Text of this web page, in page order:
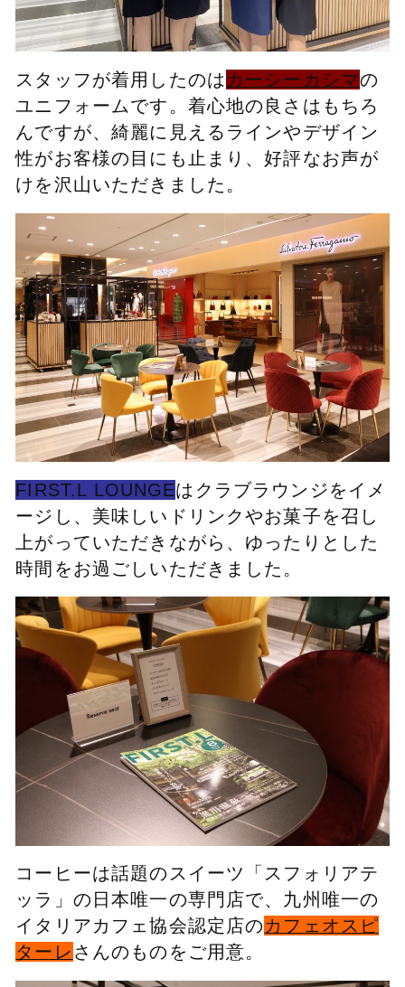
スタッフが着用したのは カーシーカシマの
ユニフォームです。着心地の良さはもちろ
んですが、綺麗に見えるラインやデザイン
性がお客様の目にも止まり、好評なお声が
けを沢山いただきました。
FIRST.L LOUNGEはクラブラウンジをイメ
ージし、美味しいドリンクやお菓子を召し
上がっていただきながら、ゆったりとした
時間をお過ごしいただきました。
コーヒーは話題のスイーツ「スフォリアテ
ッラ」の日本唯一の専門店で、九州唯一の
イタリアカフェ協会認定店のカフェオスピ
ターレ さんのものをご用意。